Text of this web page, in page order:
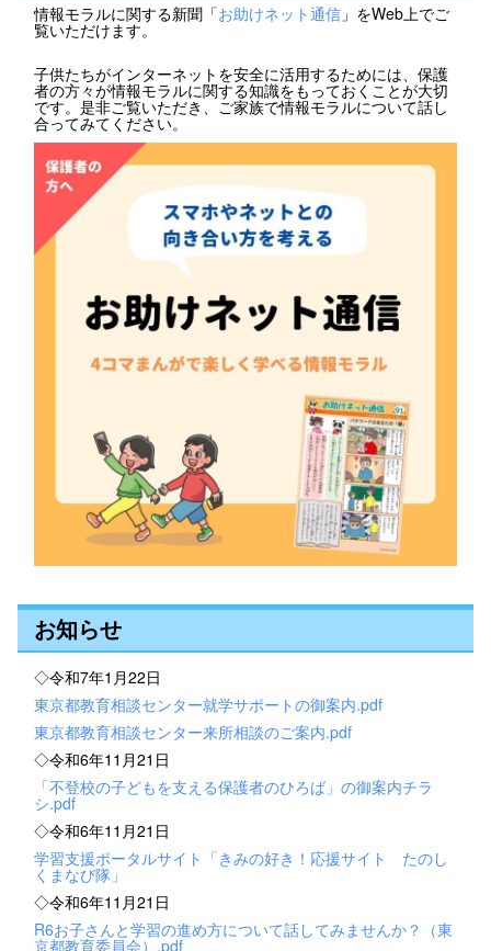
情報モラルに関する新聞「お助けネット通信 」をWeb上でご
覧いただけます。
子供たちがインターネットを安全に活用するためには、保護
者の方々が情報モラルに関する知識をもっておくことが大切
です。是非ご覧いただき、ご家族で情報モラルについて話し
合ってみてください。
お知らせ
◇令和7年1月22日
東京都教育相談センター就学サポートの御案内.pdf
東京都教育相談センター来所相談のご案内.pdf
◇令和6年11月21日
「不登校の子どもを支える保護者のひろば」の御案内チラ
シ.pdf
◇令和6年11月21日
学習支援ポータルサイト「きみの好き！応援サイト たのし
くまなび隊」
◇令和6年11月21日
R6お子さんと学習の進め方について話してみませんか？（東
京都教育委員会）.pdf